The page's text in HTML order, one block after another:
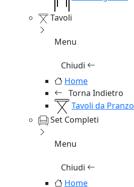
Tavoli
Menu
Chiudi
Home
Torna Indietro
Tavoli da Pranzo
Set Completi
Menu
Chiudi
Home